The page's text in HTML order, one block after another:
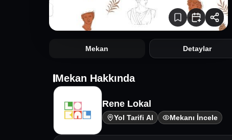
Mekan Detaylar
Mekan Hakkında
Rene Lokal
Yol Tarifi Al Mekanı İncele